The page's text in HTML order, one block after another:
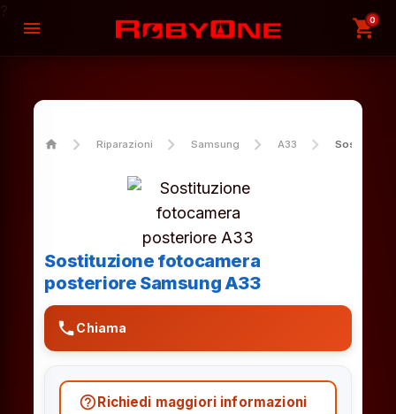
menu shopping_cart
0
home Riparazioni Samsung A33
Sostituzione fotocamera
posteriore Samsung A33
phoneChiama
help_outlineRichiedi maggiori informazioni